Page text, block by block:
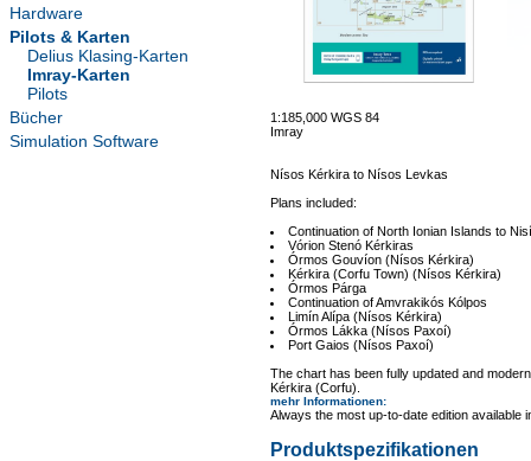
Hardware
Pilots & Karten
Delius Klasing-Karten
Imray-Karten
Pilots
Bücher
Simulation Software
1:185,000 WGS 84
Imray
Nísos Kérkira to Nísos Levkas
Plans included:
Continuation of North Ionian Islands to
Vórion Stenó Kérkiras
Órmos Gouvíon (Nísos Kérkira)
Kérkira (Corfu Town) (Nísos Kérkira)
Órmos Párga
Continuation of Amvrakikós Kólpos
Limín Alípa (Nísos Kérkira)
Órmos Lákka (Nísos Paxoí)
Port Gaios (Nísos Paxoí)
The chart has been fully updated and
Kérkira (Corfu).
mehr Informationen:
Always the most up-to-date edition
Produktspezifikationen